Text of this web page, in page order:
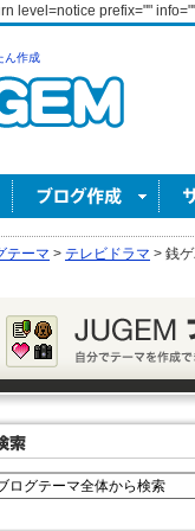
level=notice prefix=""
ん作成
テーマ > テレビドラマ > 銭